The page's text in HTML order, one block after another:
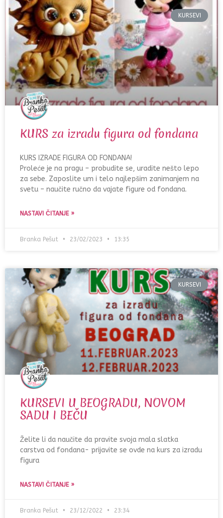
KURSEVI
KURS za izradu figura od fondana
KURS IZRADE FIGURA OD FONDANA!
Proleće je na pragu – probudite se, uradite nešto lepo
za sebe. Zaposlite um i telo najlepšim zanimanjem na
svetu – naučite ručno da vajate figure od fondana.
NASTAVI ČITANJE »
Branka Pešut 23/02/2023 13:35
KURSEVI
KURSEVI U BEOGRADU, NOVOM
SADU I BEČU
Želite li da naučite da pravite svoja mala slatka
carstva od fondana- prijavite se ovde na kurs za izradu
figura
NASTAVI ČITANJE »
Branka Pešut 23/12/2022 23:34